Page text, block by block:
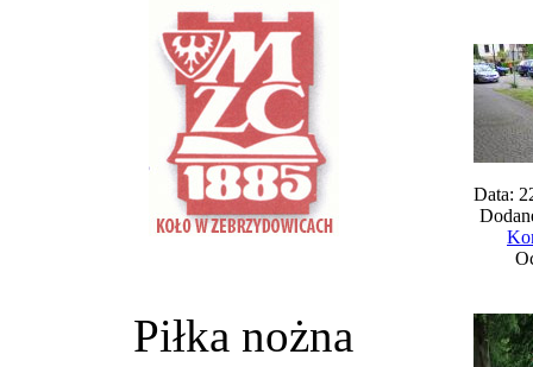
Piłka nożna
Data: